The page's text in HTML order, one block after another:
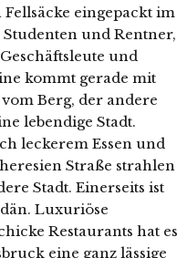
eingepackt im
und Rentner,
und
kommt gerade mit
Berg, der andere
lebendige Stadt.
leckerem Essen und
Straße strahlen
Stadt. Einerseits ist
Luxuriöse
Restaurants hat es
eine ganz lässige